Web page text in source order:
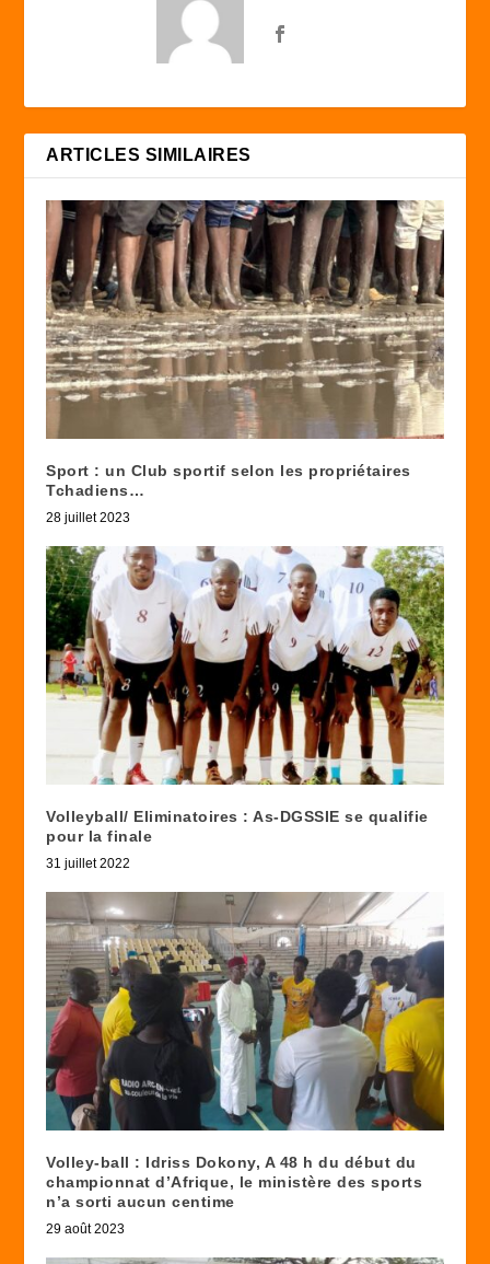
ARTICLES SIMILAIRES
Sport : un Club sportif selon les propriétaires
Tchadiens…
28 juillet 2023
Volleyball/ Eliminatoires : As-DGSSIE se qualifie
pour la finale
31 juillet 2022
Volley-ball : Idriss Dokony, A 48 h du début du
championnat d’Afrique, le ministère des sports
n’a sorti aucun centime
29 août 2023